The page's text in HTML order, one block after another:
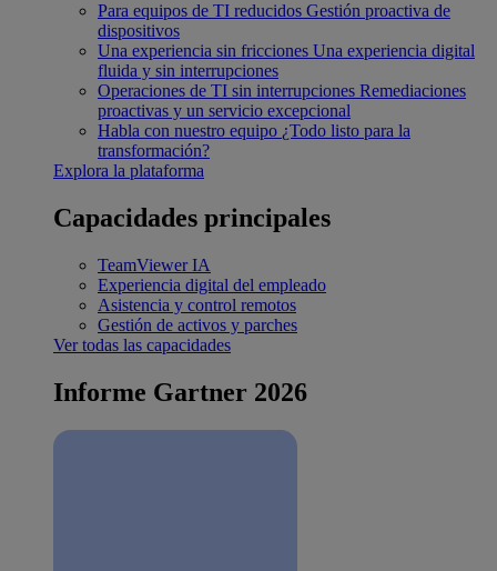
Para equipos de TI reducidos Gestión proactiva de
dispositivos
Una experiencia sin fricciones Una experiencia digital
fluida y sin interrupciones
Operaciones de TI sin interrupciones Remediaciones
proactivas y un servicio excepcional
Habla con nuestro equipo ¿Todo listo para la
transformación?
Explora la plataforma
Capacidades principales
TeamViewer IA
Experiencia digital del empleado
Asistencia y control remotos
Gestión de activos y parches
Ver todas las capacidades
Informe Gartner 2026